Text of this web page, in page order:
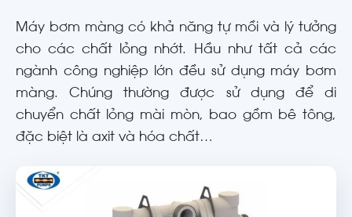
Máy bơm màng có khả năng tự mồi và lý tưởng
cho các chất lỏng nhớt. Hầu như tất cả các
ngành công nghiệp lớn đều sử dụng máy bơm
màng. Chúng thường được sử dụng để di
chuyển chất lỏng mài mòn, bao gồm bê tông,
đặc biệt là axit và hóa chất…